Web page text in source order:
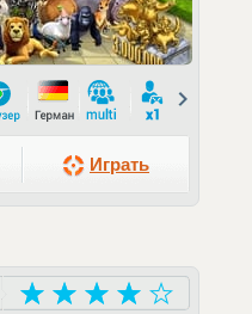
Играть